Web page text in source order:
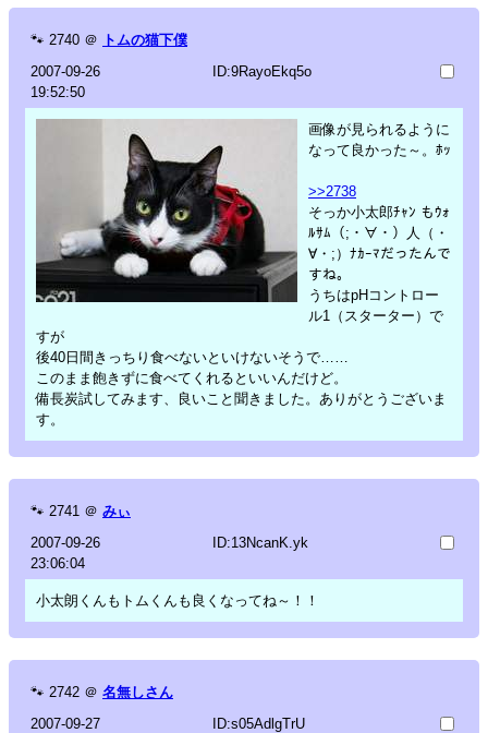
🐾 2740 ＠ トムの猫下僕
2007-09-26
19:52:50
ID:9RayoEkq5o
画像が見られるように
なって良かった～。ﾎｯ
>>2738
そっか小太郎ﾁｬﾝ もｳｫ
ﾙｻﾑ（;・∀・）人（・
∀・;）ﾅｶｰﾏだったんで
すね。
うちはpHコントロー
ル1（スターター）で
すが
後40日間きっちり食べないといけないそうで……
このまま飽きずに食べてくれるといいんだけど。
備長炭試してみます、良いこと聞きました。ありがとうございま
す。
🐾 2741 ＠ みぃ
2007-09-26
23:06:04
ID:13NcanK.yk
小太朗くんもトムくんも良くなってね～！！
🐾 2742 ＠ 名無しさん
2007-09-27
ID:s05AdlgTrU